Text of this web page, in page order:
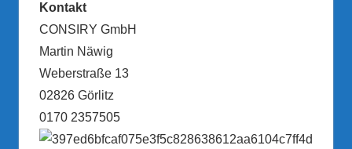
Kontakt
CONSIRY GmbH
Martin Näwig
Weberstraße 13
02826 Görlitz
0170 2357505